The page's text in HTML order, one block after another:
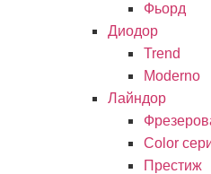
Фьорд
Диодор
Trend
Moderno
Лайндор
Color
Престиж